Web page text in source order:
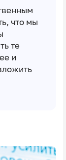
что мы
те
и